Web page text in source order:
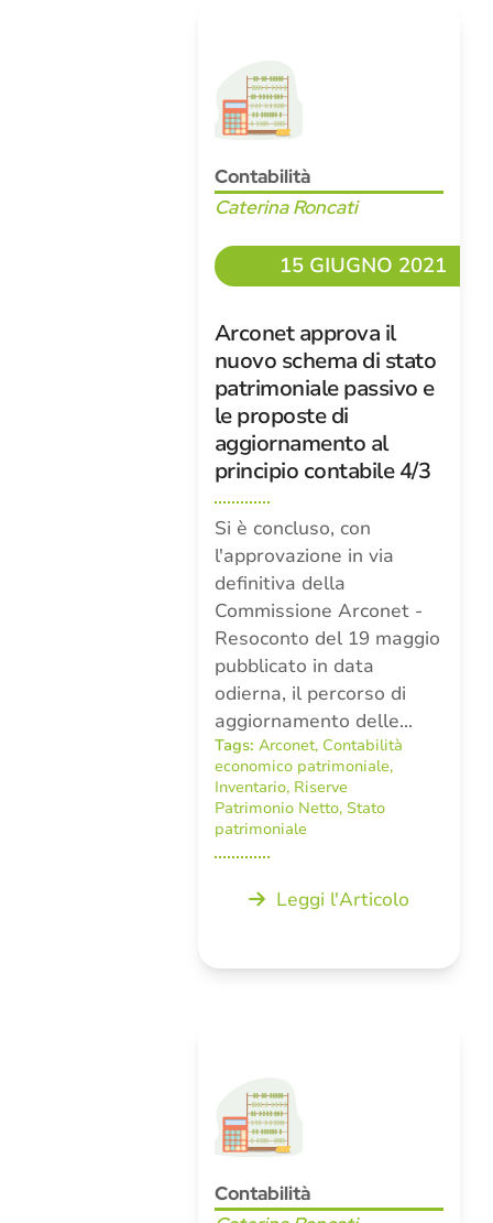
Contabilità
Caterina Roncati
15 GIUGNO 2021
Arconet approva il
nuovo schema di stato
patrimoniale passivo e
le proposte di
aggiornamento al
principio contabile 4/3
Si è concluso, con
l'approvazione in via
definitiva della
Commissione Arconet -
Resoconto del 19 maggio
pubblicato in data
odierna, il percorso di
aggiornamento delle…
Tags: Arconet, Contabilità
economico patrimoniale,
Inventario, Riserve
Patrimonio Netto, Stato
patrimoniale
Leggi l'Articolo
Contabilità